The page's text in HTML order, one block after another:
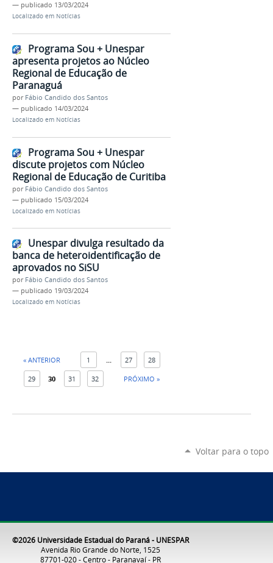
— publicado 13/03/2024
Localizado em Notícias
Programa Sou + Unespar
apresenta projetos ao Núcleo
Regional de Educação de
Paranaguá
por Fábio Candido dos Santos
— publicado 14/03/2024
Localizado em Notícias
Programa Sou + Unespar
discute projetos com Núcleo
Regional de Educação de Curitiba
por Fábio Candido dos Santos
— publicado 15/03/2024
Localizado em Notícias
Unespar divulga resultado da
banca de heteroidentificação de
aprovados no SiSU
por Fábio Candido dos Santos
— publicado 19/03/2024
Localizado em Notícias
« ANTERIOR 1 ... 27 28
29 30 31 32 PRÓXIMO »
Voltar para o topo
©2026 Universidade Estadual do Paraná - UNESPAR
Avenida Rio Grande do Norte, 1525
87701-020 - Centro - Paranavaí - PR